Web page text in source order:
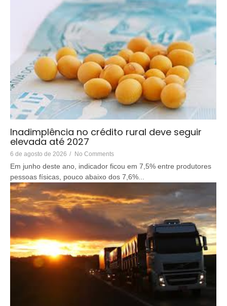
Inadimplência no crédito rural deve seguir
elevada até 2027
6 de agosto de 2026 / No Comments
Em junho deste ano, indicador ficou em 7,5% entre produtores
pessoas físicas, pouco abaixo dos 7,6%...